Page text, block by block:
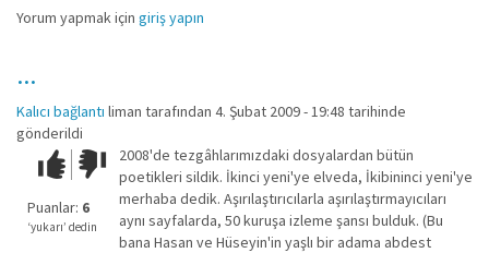
Yorum yapmak için giriş yapın
...
Kalıcı bağlantı liman tarafından 4. Şubat 2009 - 19:48 tarihinde
gönderildi
Çok iyi!O
kadar
iyi
değil!
Puanlar: 6
‘yukarı’ dedin
2008'de tezgâhlarımızdaki dosyalardan bütün
poetikleri sildik. İkinci yeni'ye elveda, İkibininci yeni'ye
merhaba dedik. Aşırılaştırıcılarla aşırılaştırmayıcıları
aynı sayfalarda, 50 kuruşa izleme şansı bulduk. (Bu
bana Hasan ve Hüseyin'in yaşlı bir adama abdest